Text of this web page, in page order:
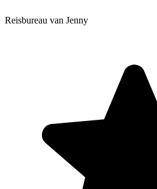
Reisbureau van Jenny